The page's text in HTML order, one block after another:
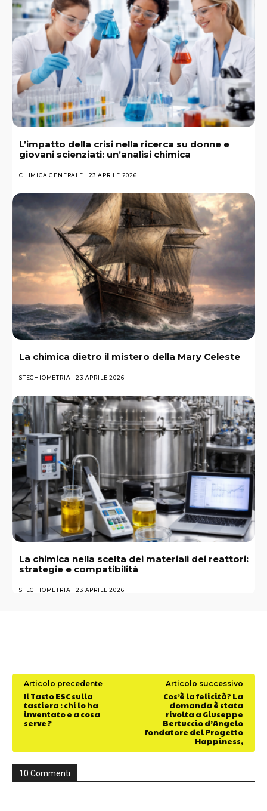
L’impatto della crisi nella ricerca su donne e
giovani scienziati: un’analisi chimica
CHIMICA GENERALE 23 APRILE 2026
La chimica dietro il mistero della Mary Celeste
STECHIOMETRIA 23 APRILE 2026
La chimica nella scelta dei materiali dei reattori:
strategie e compatibilità
STECHIOMETRIA 23 APRILE 2026
Articolo precedente
Il Tasto ESC sulla
tastiera : chi lo ha
inventato e a cosa
serve ?
Articolo successivo
Cos’è la felicità? La
domanda è stata
rivolta a Giuseppe
Bertuccio d’Angelo
fondatore del Progetto
Happiness,
10 Commenti